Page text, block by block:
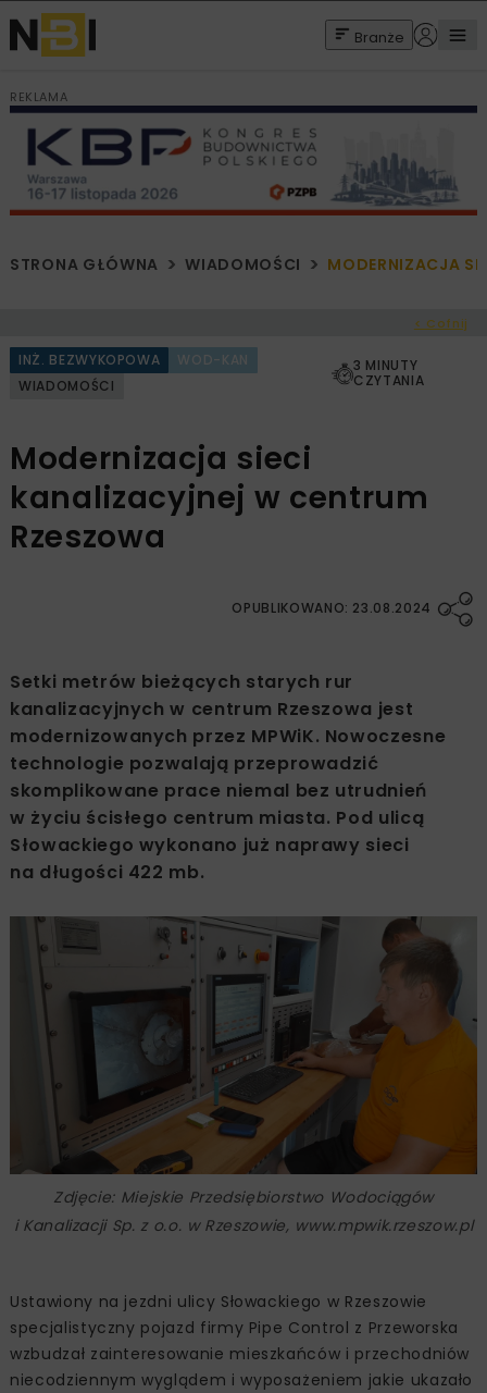
Branże
REKLAMA
STRONA GŁÓWNA WIADOMOŚCI MODERNIZACJA
< Cofnij
INŻ. BEZWYKOPOWA
WOD-KAN
WIADOMOŚCI
3 MINUTY
CZYTANIA
Modernizacja sieci
kanalizacyjnej w centrum
Rzeszowa
OPUBLIKOWANO: 23.08.2024
Setki metrów bieżących starych rur
kanalizacyjnych w centrum Rzeszowa jest
modernizowanych przez MPWiK. Nowoczesne
technologie pozwalają przeprowadzić
skomplikowane prace niemal bez utrudnień
w życiu ścisłego centrum miasta. Pod ulicą
Słowackiego wykonano już naprawy sieci
na długości 422 mb.
Zdjęcie: Miejskie Przedsiębiorstwo Wodociągów
i Kanalizacji Sp. z o.o. w Rzeszowie, www.mpwik.rzeszow.pl
Ustawiony na jezdni ulicy Słowackiego w Rzeszowie
specjalistyczny pojazd firmy Pipe Control z Przeworska
wzbudzał zainteresowanie mieszkańców i przechodniów
niecodziennym wyglądem i wyposażeniem jakie ukazało